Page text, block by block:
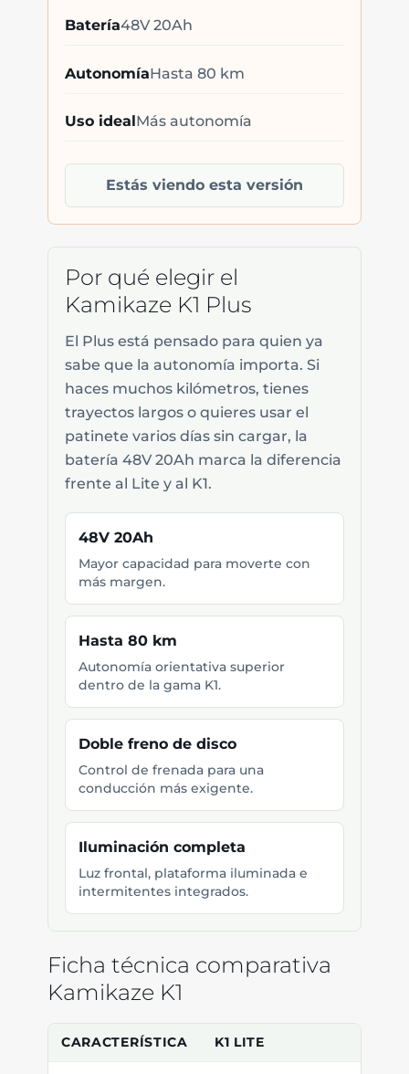
Batería48V 20Ah
AutonomíaHasta 80 km
Uso idealMás autonomía
Estás viendo esta versión
Por qué elegir el
Kamikaze K1 Plus
El Plus está pensado para quien ya
sabe que la autonomía importa. Si
haces muchos kilómetros, tienes
trayectos largos o quieres usar el
patinete varios días sin cargar, la
batería 48V 20Ah marca la diferencia
frente al Lite y al K1.
48V 20Ah
Mayor capacidad para moverte con
más margen.
Hasta 80 km
Autonomía orientativa superior
dentro de la gama K1.
Doble freno de disco
Control de frenada para una
conducción más exigente.
Iluminación completa
Luz frontal, plataforma iluminada e
intermitentes integrados.
Ficha técnica comparativa
Kamikaze K1
CARACTERÍSTICA K1 LITE